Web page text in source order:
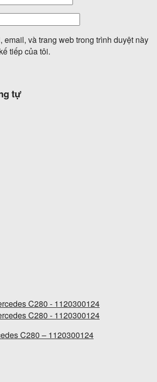
email, và trang web trong trình duyệt này
tiếp của tôi.
tự
C280 – 1120300124